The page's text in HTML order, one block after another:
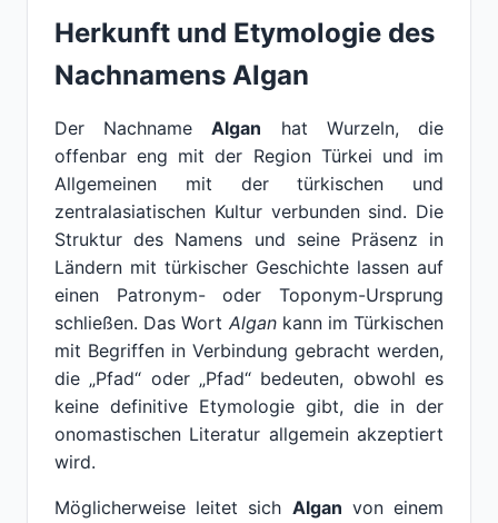
Herkunft und Etymologie des
Nachnamens Algan
Der NachnameAlgan hat Wurzeln, die
offenbar eng mit der Region Türkei und im
Allgemeinen mit der türkischen und
zentralasiatischen Kultur verbunden sind. Die
Struktur des Namens und seine Präsenz in
Ländern mit türkischer Geschichte lassen auf
einen Patronym- oder Toponym-Ursprung
schließen. Das Wort Algankann im Türkischen
mit Begriffen in Verbindung gebracht werden,
die „Pfad“ oder „Pfad“ bedeuten, obwohl es
keine definitive Etymologie gibt, die in der
onomastischen Literatur allgemein akzeptiert
wird.
Möglicherweise leitet sich Algan von einem